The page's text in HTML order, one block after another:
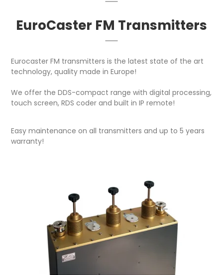
EuroCaster FM Transmitters
Eurocaster FM transmitters is the latest state of the art
technology, quality made in Europe!
We offer the DDS-compact range with digital processing,
touch screen, RDS coder and built in IP remote!
Easy maintenance on all transmitters and up to 5 years
warranty!